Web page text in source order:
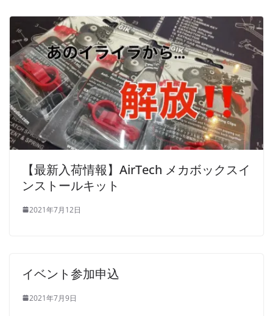
【最新入荷情報】AirTech メカボックスイ
ンストールキット
2021年7月12日
イベント参加申込
2021年7月9日